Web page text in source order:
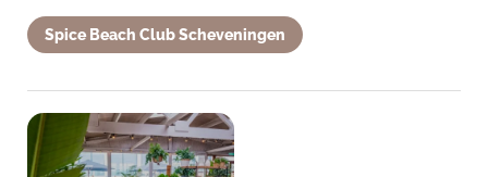
Spice Beach Club Scheveningen